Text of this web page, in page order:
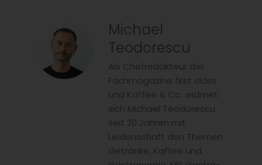
Michael
Teodorescu
Als Chefredakteur der
Fachmagazine first class
und Kaffee & Co. widmet
sich Michael Teodorescu
seit 20 Jahren mit
Leidenschaft den Themen
Getränke, Kaffee und